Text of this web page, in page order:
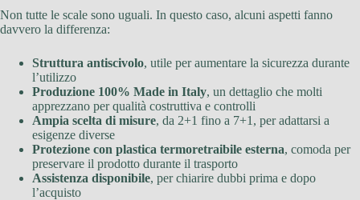
Non tutte le scale sono uguali. In questo caso, alcuni aspetti fanno
davvero la differenza:
Struttura antiscivolo, utile per aumentare la sicurezza durante
l’utilizzo
Produzione 100% Made in Italy, un dettaglio che molti
apprezzano per qualità costruttiva e controlli
Ampia scelta di misure, da 2+1 fino a 7+1, per adattarsi a
esigenze diverse
Protezione con plastica termoretraibile esterna, comoda per
preservare il prodotto durante il trasporto
Assistenza disponibile, per chiarire dubbi prima e dopo
l’acquisto